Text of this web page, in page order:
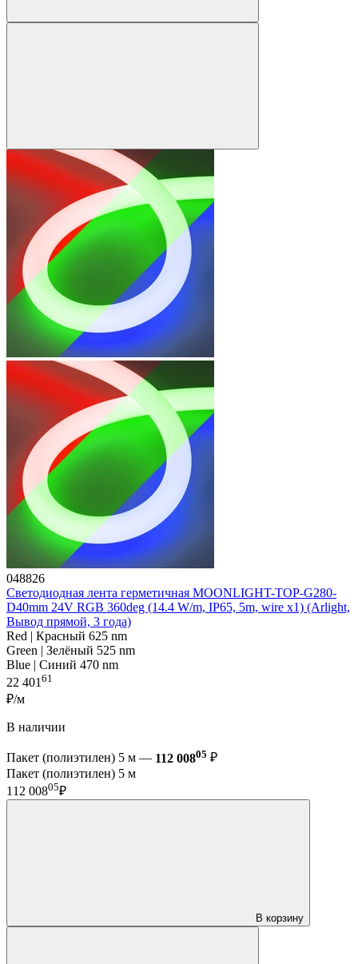
048826
Светодиодная лента герметичная MOONLIGHT-TOP-G280-
D40mm 24V RGB 360deg (14.4 W/m, IP65, 5m, wire x1) (Arlight,
Вывод прямой, 3 года)
Red | Красный 625 nm
Green | Зелёный 525 nm
Blue | Синий 470 nm
22 401 61
₽/м
В наличии
Пакет (полиэтилен) 5 м — 112 00805 ₽
Пакет (полиэтилен) 5 м
112 00805₽
В корзину